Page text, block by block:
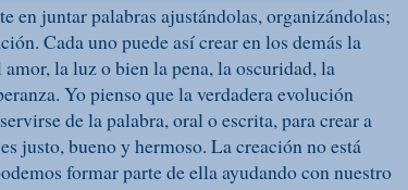
en juntar palabras ajustándolas, organizándolas;
Cada uno puede así crear en los demás la
la luz o bien la pena, la oscuridad, la
Yo pienso que la verdadera evolución
de la palabra, oral o escrita, para crear a
justo, bueno y hermoso. La creación no está
formar parte de ella ayudando con nuestro